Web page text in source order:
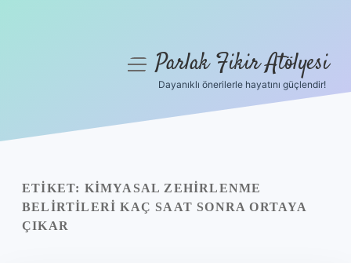
Yasal Uyarı
Hakkımızda
menüyüParlak Fikir Atölyesi
Dayanıklı önerilerle hayatını güçlendir!
ETIKET: KIMYASAL ZEHIRLENME
BELIRTILERI KAÇ SAAT SONRA ORTAYA
ÇIKAR